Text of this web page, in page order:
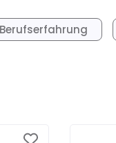
Berufserfahrung